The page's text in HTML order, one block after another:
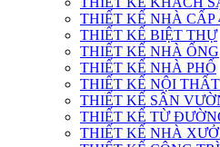
THIẾT KẾ NHÀ CẤP
THIẾT KẾ BIỆT THỰ
THIẾT KẾ NHÀ ỐNG
THIẾT KẾ NHÀ PHỐ
THIẾT KẾ NỘI THẤT
THIẾT KẾ SÂN
THIẾT KẾ TỪ
THIẾT KẾ NHÀ